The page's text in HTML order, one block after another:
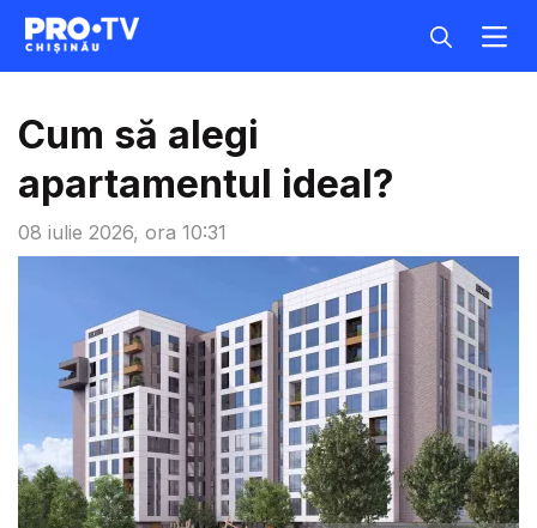
08 iulie 2026, ora 10:31
Cum să alegi
apartamentul ideal?